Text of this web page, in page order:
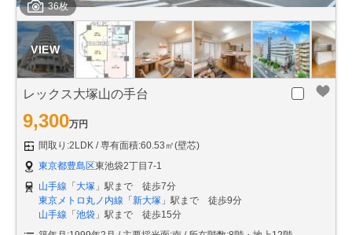
36枚
レックス大塚山の手台
9,300万円
間取り:2LDK
専有面積:60.53㎡(壁芯)
東京都豊島区東池袋2丁目7-1
山手線 「 大塚 」駅まで 徒歩7分
東京メトロ丸ノ内線 「 新大塚 」駅まで 徒歩9分
山手線 「 池袋 」駅まで 徒歩15分